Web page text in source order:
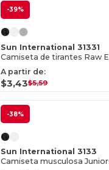
-39%
Sun International 31331
Camiseta de tirantes Raw
A partir de:
$3,43$5,59
-38%
Sun International 3133
Camiseta musculosa